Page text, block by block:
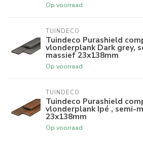
Op voorraad
TUINDECO
Tuindeco Purashield
vlonderplank Dark grey,
massief 23x138mm
Op voorraad
TUINDECO
Tuindeco Purashield
vlonderplank Ipé , semi-
23x138mm
Op voorraad